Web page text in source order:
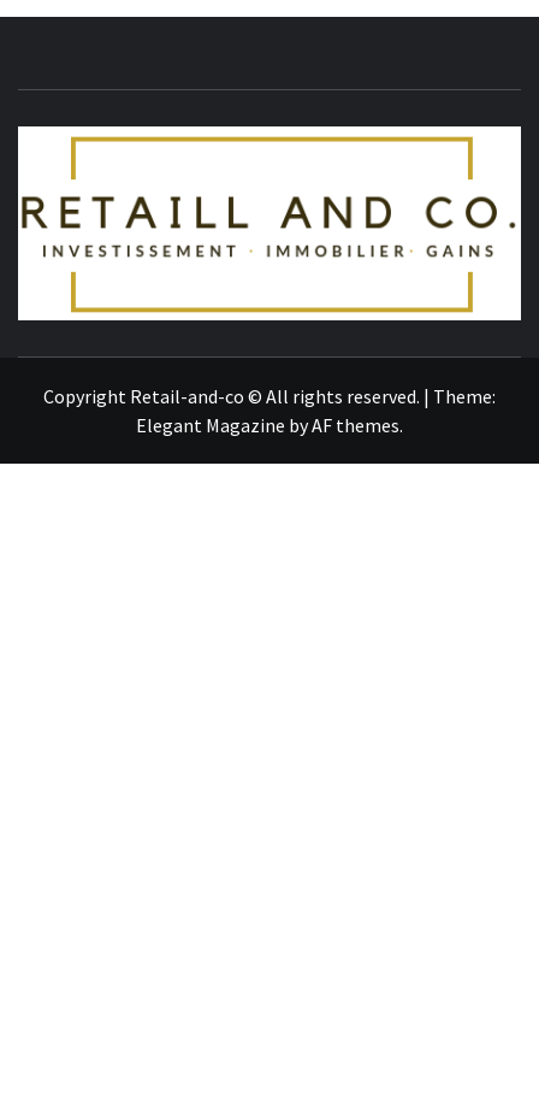
Copyright Retail-and-co © All rights reserved. | Theme:
Elegant Magazine byAF themes.